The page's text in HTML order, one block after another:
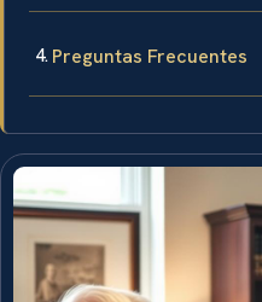
Preguntas Frecuentes